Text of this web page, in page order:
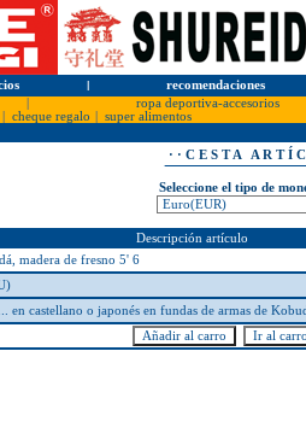
l recomendaciones
ropa deportiva-accesorios
cheque regalo
super alimentos
· · C E S T A A R T Í C
Seleccione el tipo de
Descripción artículo
madera de fresno 5' 6
en castellano o japonés en fundas de armas de